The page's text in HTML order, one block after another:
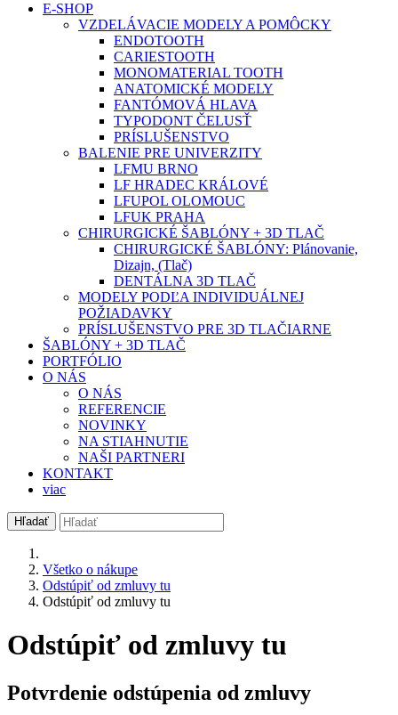
E-SHOP
VZDELÁVACIE MODELY A POMÔCKY
ENDOTOOTH
CARIESTOOTH
MONOMATERIAL TOOTH
ANATOMICKÉ MODELY
FANTÓMOVÁ HLAVA
TYPODONT ČELUSŤ
PRÍSLUŠENSTVO
BALENIE PRE UNIVERZITY
LFMU BRNO
LF HRADEC KRÁLOVÉ
LFUPOL OLOMOUC
LFUK PRAHA
CHIRURGICKÉ ŠABLÓNY + 3D TLAČ
CHIRURGICKÉ ŠABLÓNY: Plánovanie,
Dizajn, (Tlač)
DENTÁLNA 3D TLAČ
MODELY PODĽA INDIVIDUÁLNEJ
POŽIADAVKY
PRÍSLUŠENSTVO PRE 3D TLAČIARNE
ŠABLÓNY + 3D TLAČ
PORTFÓLIO
O NÁS
O NÁS
REFERENCIE
NOVINKY
NA STIAHNUTIE
NAŠI PARTNERI
KONTAKT
viac
Hľadať
Všetko o nákupe
Odstúpiť od zmluvy tu
Odstúpiť od zmluvy tu
Odstúpiť od zmluvy tu
Potvrdenie odstúpenia od zmluvy